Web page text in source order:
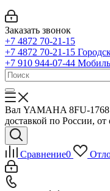
Заказать звонок
+7 4872 70-21-15
+7 4872 70-21-15
+7 910 944-07-44
Вал YAMAHA 8FU-
доставкой по России,
Сравнение0